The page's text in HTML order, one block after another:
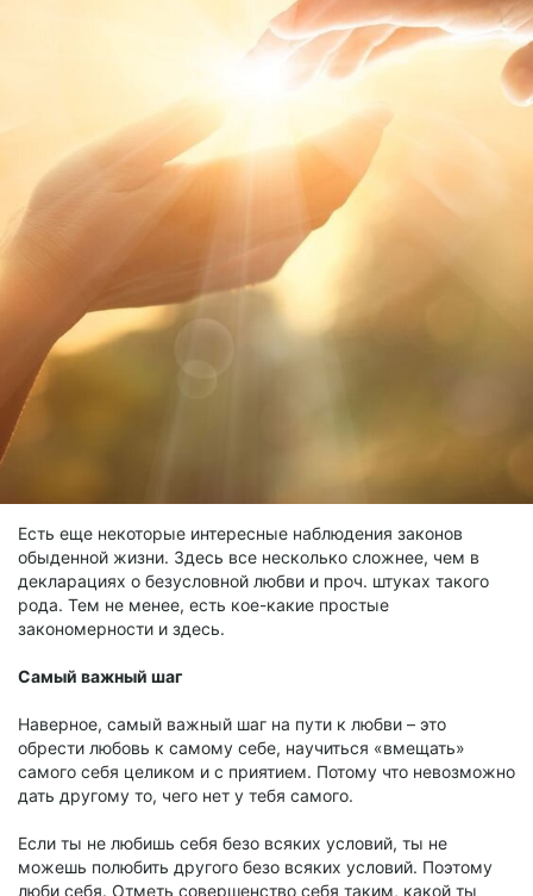
Есть еще некоторые интересные наблюдения законов
обыденной жизни. Здесь все несколько сложнее, чем в
декларациях о безусловной любви и проч. штуках такого
рода. Тем не менее, есть кое-какие простые
закономерности и здесь.
Самый важный шаг
Наверное, самый важный шаг на пути к любви – это
обрести любовь к самому себе, научиться «вмещать»
самого себя целиком и с приятием. Потому что невозможно
дать другому то, чего нет у тебя самого.
Если ты не любишь себя безо всяких условий, ты не
можешь полюбить другого безо всяких условий. Поэтому
люби себя. Отметь совершенство себя таким, какой ты